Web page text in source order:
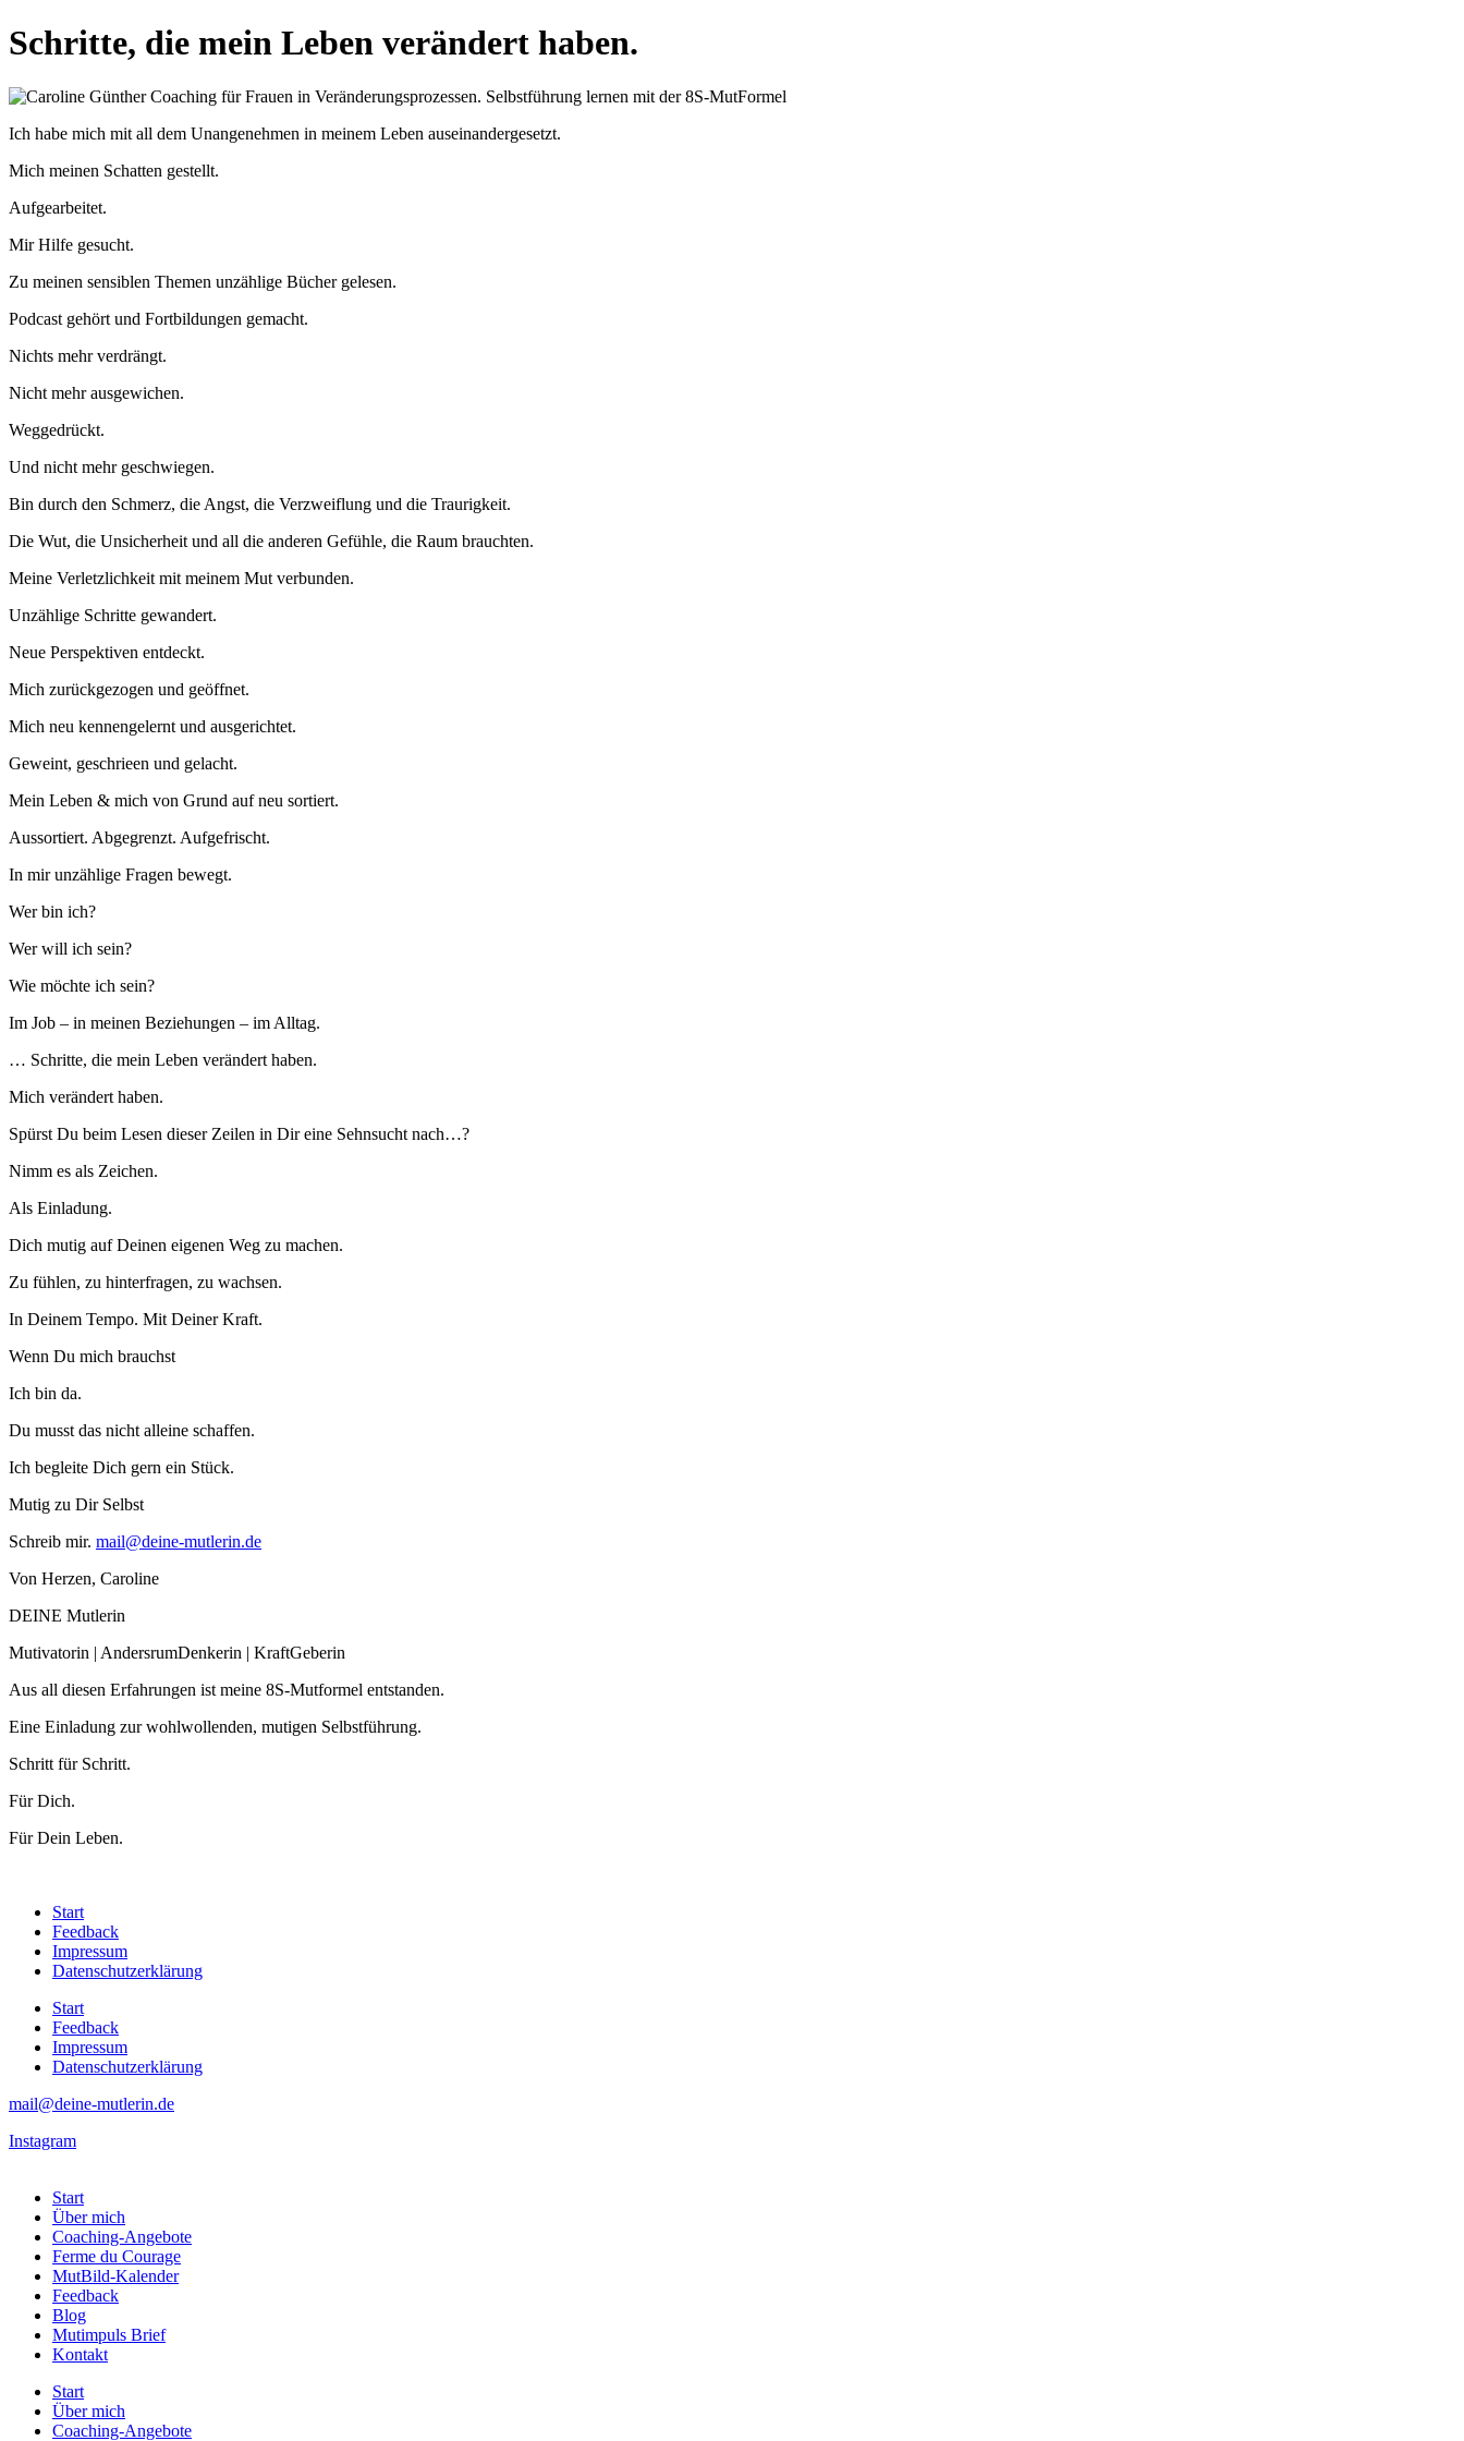
Zum
Inhalt
Schritte, die mein Leben verändert haben.
Ich habe mich mit all dem Unangenehmen in meinem Leben auseinandergesetzt.
Mich meinen Schatten gestellt.
Aufgearbeitet.
Mir Hilfe gesucht.
Zu meinen sensiblen Themen unzählige Bücher gelesen.
Podcast gehört und Fortbildungen gemacht.
Nichts mehr verdrängt.
Nicht mehr ausgewichen.
Weggedrückt.
Und nicht mehr geschwiegen.
Bin durch den Schmerz, die Angst, die Verzweiflung und die Traurigkeit.
Die Wut, die Unsicherheit und all die anderen Gefühle, die Raum brauchten.
Meine Verletzlichkeit mit meinem Mut verbunden.
Unzählige Schritte gewandert.
Neue Perspektiven entdeckt.
Mich zurückgezogen und geöffnet.
Mich neu kennengelernt und ausgerichtet.
Geweint, geschrieen und gelacht.
Mein Leben & mich von Grund auf neu sortiert.
Aussortiert. Abgegrenzt. Aufgefrischt.
In mir unzählige Fragen bewegt.
Wer bin ich?
Wer will ich sein?
Wie möchte ich sein?
Im Job – in meinen Beziehungen – im Alltag.
… Schritte, die mein Leben verändert haben.
Mich verändert haben.
Spürst Du beim Lesen dieser Zeilen in Dir eine Sehnsucht nach…?
Nimm es als Zeichen.
Als Einladung.
Dich mutig auf Deinen eigenen Weg zu machen.
Zu fühlen, zu hinterfragen, zu wachsen.
In Deinem Tempo. Mit Deiner Kraft.
Wenn Du mich brauchst
Ich bin da.
Du musst das nicht alleine schaffen.
Ich begleite Dich gern ein Stück.
Mutig zu Dir Selbst
Schreib mir. mail@deine-mutlerin.de
Von Herzen, Caroline
DEINE Mutlerin
Mutivatorin | AndersrumDenkerin | KraftGeberin
Aus all diesen Erfahrungen ist meine 8S-Mutformel entstanden.
Eine Einladung zur wohlwollenden, mutigen Selbstführung.
Schritt für Schritt.
Für Dich.
Für Dein Leben.
Start
Feedback
Impressum
Datenschutzerklärung
Start
Feedback
Impressum
Datenschutzerklärung
mail@deine-mutlerin.de
Instagram
Start
Über mich
Coaching-Angebote
Ferme du Courage
MutBild-Kalender
Feedback
Blog
Mutimpuls Brief
Kontakt
Start
Über mich
Coaching-Angebote